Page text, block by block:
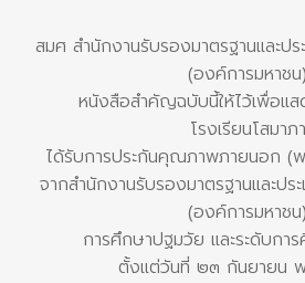
สมศ สำนักงานรับรองมาตรฐานและป
(องค์การมหาชน)
หนังสือสำคัญฉบับนี้ให้ไว้เพื่อแส
โรงเรียนโสมาภา
ได้รับการประกันคุณภาพภายนอก
จากสำนักงานรับรองมาตรฐานและป
(องค์การมหาชน)
การศึกษาปฐมวัย และระดับกา
ตั้งแต่วันที่ ๒๓ กันยายน